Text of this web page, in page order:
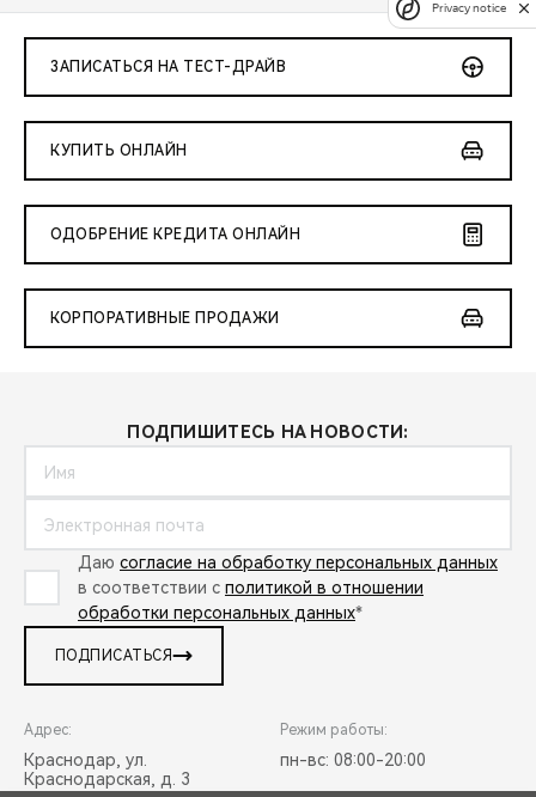
ЗАПИСАТЬСЯ НА ТЕСТ-ДРАЙВ
КУПИТЬ ОНЛАЙН
ОДОБРЕНИЕ КРЕДИТА ОНЛАЙН
КОРПОРАТИВНЫЕ ПРОДАЖИ
ПОДПИШИТЕСЬ НА НОВОСТИ:
Даю согласие на обработку персональных данных
в соответствии с политикой в отношении
обработки персональных данных*
ПОДПИСАТЬСЯ
Адрес:
Краснодар, ул.
Краснодарская, д. 3
Режим работы:
пн-вс: 08:00-20:00
Privacy notice